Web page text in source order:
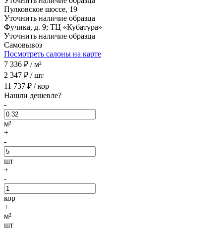
Пулковское шоссе, 19
Уточнить наличие образца
Фучика, д. 9; ТЦ «Кубатура»
Уточнить наличие образца
Самовывоз
Посмотреть салоны на карте
7 336 ₽ /м²
2 347 ₽ /шт
11 737 ₽ /кор
Нашли дешевле?
-
м²
+
-
шт
+
-
кор
+
м²
шт